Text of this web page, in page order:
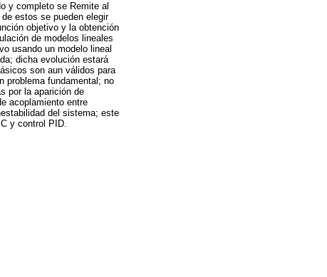
y completo se Remite al
estos se pueden elegir
objetivo y la obtención
de modelos lineales
usando un modelo lineal
dicha evolución estará
son aun válidos para
problema fundamental; no
por la aparición de
acoplamiento entre
del sistema; este
y control PID.